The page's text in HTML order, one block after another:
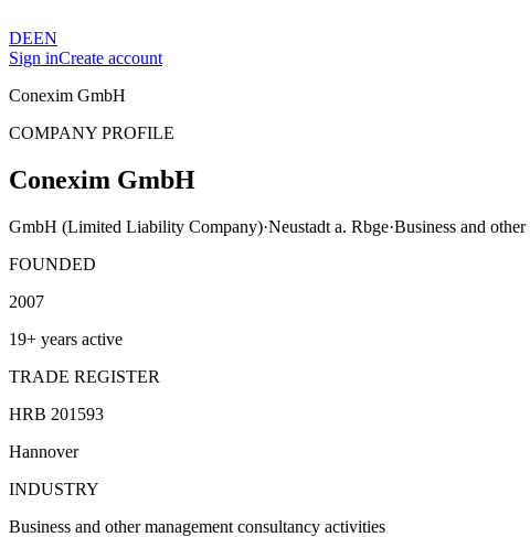
DEEN
Sign inCreate account
Conexim GmbH
COMPANY PROFILE
Conexim GmbH
GmbH (Limited Liability Company)·Neustadt a. Rbge·Business and
FOUNDED
2007
19+ years active
TRADE REGISTER
HRB 201593
Hannover
INDUSTRY
Business and other management consultancy activities